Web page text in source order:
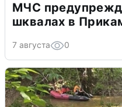
МЧС
шквалах в
7 августа 0